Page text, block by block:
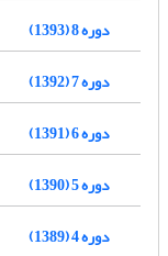
دوره 8 (1393)
دوره 7 (1392)
دوره 6 (1391)
دوره 5 (1390)
دوره 4 (1389)